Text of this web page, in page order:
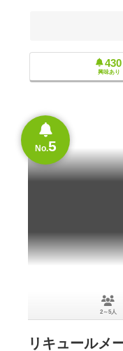
430
興味あり
No.5
2～5人
リキュールメ